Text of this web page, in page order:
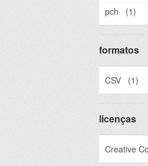
pch
(1)
formatos
CSV (1)
licenças
Creative